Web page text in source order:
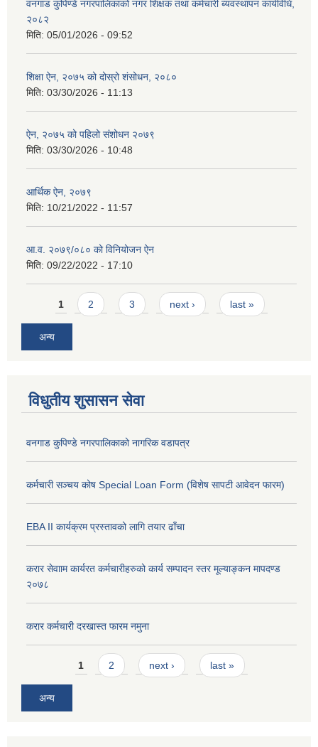
वनगाड कुपिण्डे नगरपालिकाको नगर शिक्षक तथा कर्मचारी ब्यवस्थापन कार्यविधि,
२०८२
मिति: 05/01/2026 - 09:52
शिक्षा ऐन, २०७५ को दोस्रो शंसोधन, २०८०
मिति: 03/30/2026 - 11:13
ऐन, २०७५ को पहिलो संशोधन २०७९
मिति: 03/30/2026 - 10:48
आर्थिक ऐन, २०७९
मिति: 10/21/2022 - 11:57
आ.व. २०७९/०८० को विनियोजन ऐन
मिति: 09/22/2022 - 17:10
Pages
1 2 3 next › last »
अन्य
विधुतीय शुसासन सेवा
वनगाड कुपिण्डे नगरपालिकाको नागरिक वडापत्र
कर्मचारी सञ्चय कोष Special Loan Form (विशेष सापटी आवेदन फारम)
EBA II कार्यक्रम प्रस्तावको लागि तयार ढाँचा
करार सेवााम कार्यरत कर्मचारीहरुको कार्य सम्पादन स्तर मूल्याङ्कन मापदण्ड
२०७८
करार कर्मचारी दरखास्त फारम नमुना
Pages1 2 next › last »
अन्य